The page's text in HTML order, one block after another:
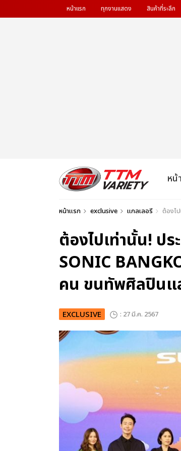
หน้าแรก ทุกงานแสดง สินค้าที่ระลึก
หน้
หน้าแรก exclusive แกลเลอรี ต้องไ
ต้องไปเท่านั้น! ป
SONIC
คน ขนทัพศิลปินแ
EXCLUSIVE : 27 มี.ค. 2567